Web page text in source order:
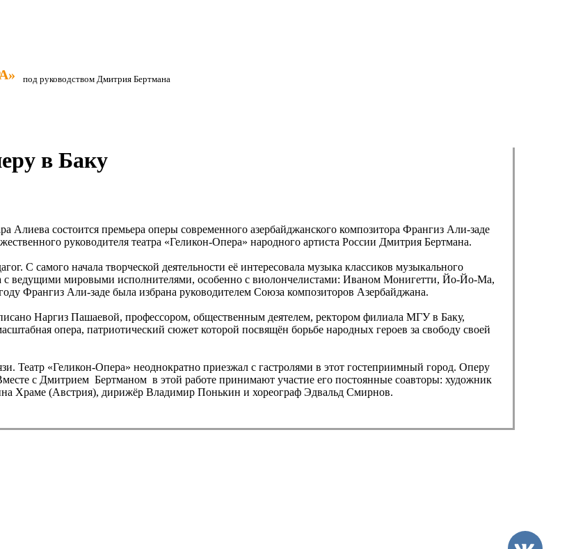
под руководством Дмитрия Бертмана
в Баку
Алиева состоится премьера оперы современного азербайджанского композитора Франгиз Али-заде
руководителя театра «Геликон-Опера» народного артиста России Дмитрия Бертмана.
С самого начала творческой деятельности её интересовала музыка классиков музыкального
с ведущими мировыми исполнителями, особенно с виолончелистами: Иваном Монигетти, Йо-Йо-Ма,
Франгиз Али-заде была избрана руководителем Союза композиторов Азербайджана.
Наргиз Пашаевой, профессором, общественным деятелем, ректором филиала МГУ в Баку,
опера, патриотический сюжет которой посвящён борьбе народных героев за свободу своей
Театр «Геликон-Опера» неоднократно приезжал с гастролями в этот гостеприимный город. Оперу
с Дмитрием Бертманом в этой работе принимают участие его постоянные соавторы: художник
Храме (Австрия), дирижёр Владимир Понькин и хореограф Эдвальд Смирнов.